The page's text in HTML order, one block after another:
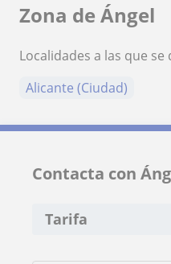
Zona de Ángel
Localidades a las que
Alicante (Ciudad)
Contacta con
Tarifa